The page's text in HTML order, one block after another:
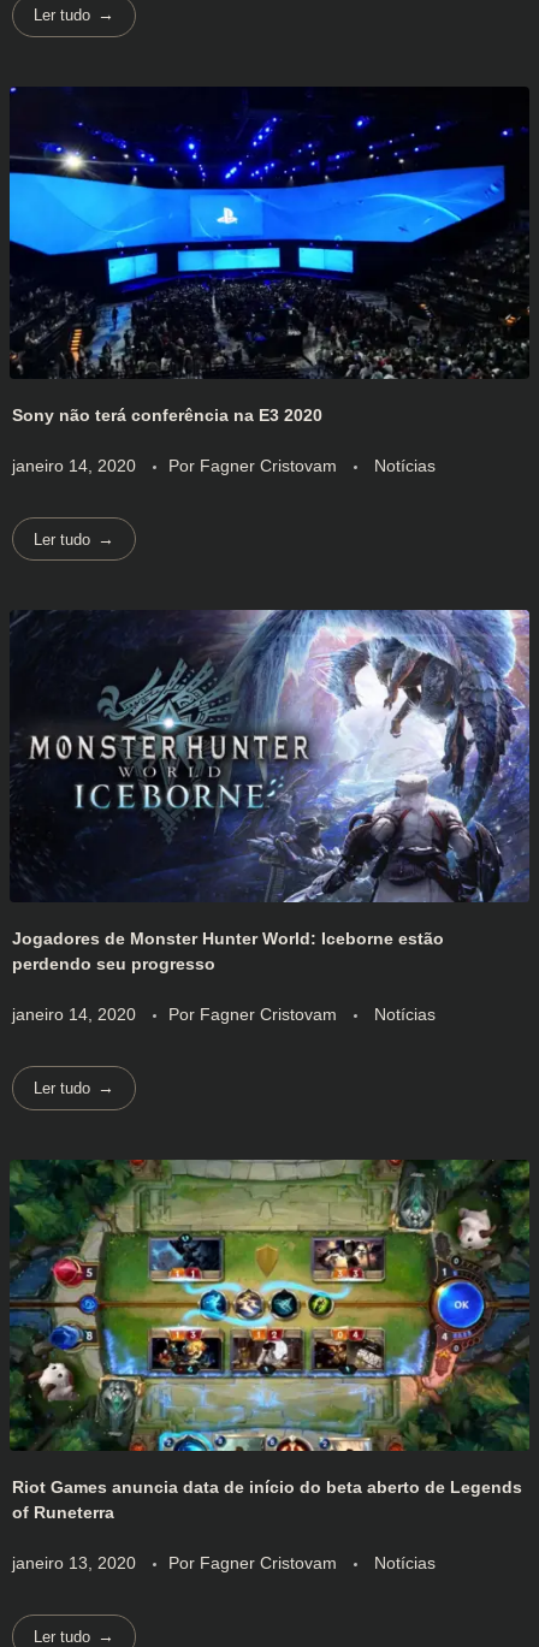
Ler tudo
Sony não terá conferência na E3 2020
janeiro 14, 2020 Por Fagner Cristovam Notícias
Ler tudo
Jogadores de Monster Hunter World: Iceborne estão
perdendo seu progresso
janeiro 14, 2020 Por Fagner Cristovam Notícias
Ler tudo
Riot Games anuncia data de início do beta aberto de Legends
of Runeterra
janeiro 13, 2020 Por Fagner Cristovam Notícias
Ler tudo